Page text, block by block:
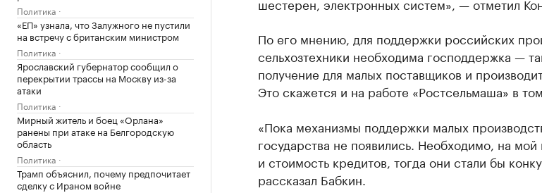
Политика
«ЕП» узнала, что Залужного не пустили
на встречу с британским министром
Политика
Ярославский губернатор сообщил о
перекрытии трассы на Москву из-за
атаки
Политика
Мирный житель и боец «Орлана»
ранены при атаке на Белгородскую
область
Политика
Трамп объяснил, почему предпочитает
сделку с Ираном войне
По его мнению, для поддержки российских
сельхозтехники необходима господдержка —
получение для малых поставщиков и
Это скажется и на работе «Ростсельмаша» в
«Пока механизмы поддержки малых
государства не появились. Необходимо, на мой
и стоимость кредитов, тогда они стали бы
рассказал Бабкин.